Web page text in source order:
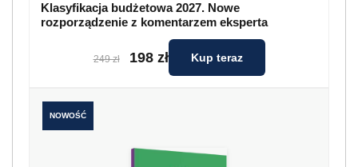
Klasyfikacja budżetowa 2027. Nowe
rozporządzenie z komentarzem eksperta
249 zł 198 zł Kup teraz
NOWOŚĆ